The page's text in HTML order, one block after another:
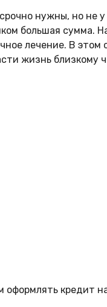
нужны, но не
большая сумма.
лечение. В
жизнь близкому
оформлять кредит